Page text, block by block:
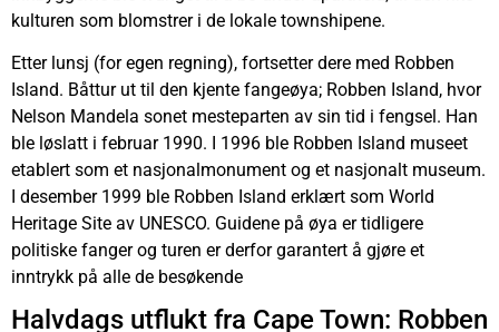
kulturen som blomstrer i de lokale townshipene.
Etter lunsj (for egen regning), fortsetter dere med Robben
Island. Båttur ut til den kjente fangeøya; Robben Island, hvor
Nelson Mandela sonet mesteparten av sin tid i fengsel. Han
ble løslatt i februar 1990. I 1996 ble Robben Island museet
etablert som et nasjonalmonument og et nasjonalt museum.
I desember 1999 ble Robben Island erklært som World
Heritage Site av UNESCO. Guidene på øya er tidligere
politiske fanger og turen er derfor garantert å gjøre et
inntrykk på alle de besøkende
Halvdags utflukt fra Cape Town: Robben